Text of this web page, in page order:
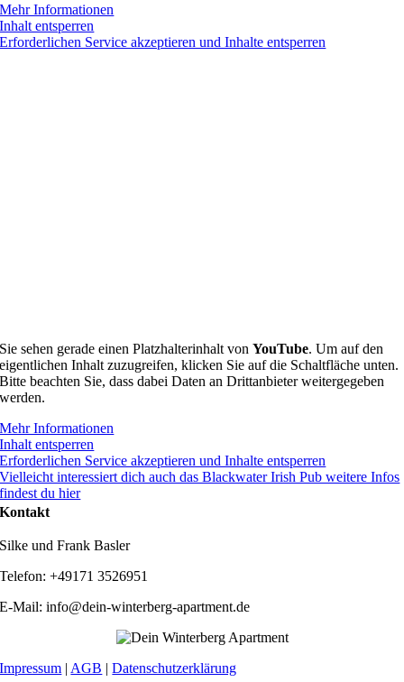
Mehr Informationen
Inhalt entsperren
Erforderlichen Service akzeptieren und Inhalte entsperren
Sie sehen gerade einen Platzhalterinhalt vonYouTube. Um auf den
eigentlichen Inhalt zuzugreifen, klicken Sie auf die Schaltfläche unten.
Bitte beachten Sie, dass dabei Daten an Drittanbieter weitergegeben
werden.
Mehr Informationen
Inhalt entsperren
Erforderlichen Service akzeptieren und Inhalte entsperren
Vielleicht interessiert dich auch das Blackwater Irish Pub weitere Infos
findest du hier
Kontakt
Silke und Frank Basler
Telefon: +49171 3526951
E-Mail: info@dein-winterberg-apartment.de
Impressum | AGB |Datenschutzerklärung